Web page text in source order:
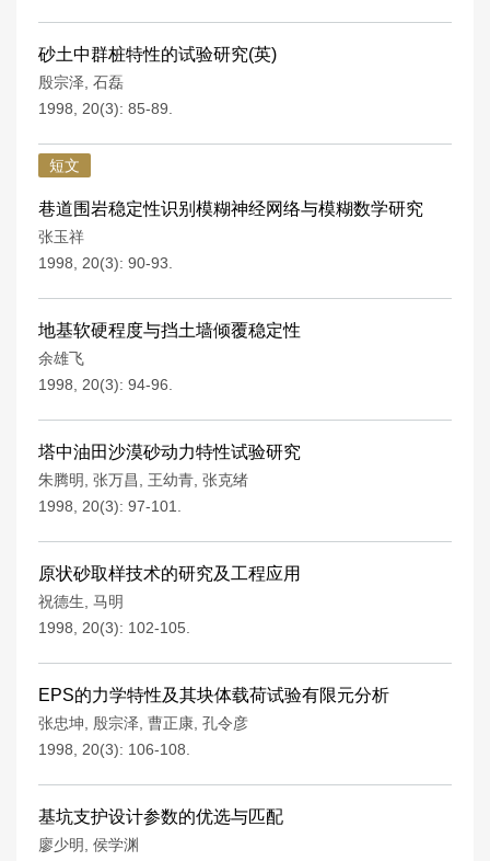
砂土中群桩特性的试验研究(英)
殷宗泽 石磊
1998, 20(3): 85-89.
短文
巷道围岩稳定性识别模糊神经网络与模糊数学研究
张玉祥
1998, 20(3): 90-93.
地基软硬程度与挡土墙倾覆稳定性
余雄飞
1998, 20(3): 94-96.
塔中油田沙漠砂动力特性试验研究
朱腾明 张万昌 王幼青 张克绪
1998, 20(3): 97-101.
原状砂取样技术的研究及工程应用
祝德生 马明
1998, 20(3): 102-105.
EPS的力学特性及其块体载荷试验有限元分析
张忠坤 殷宗泽 曹正康 孔令彦
1998, 20(3): 106-108.
基坑支护设计参数的优选与匹配
廖少明
侯学渊